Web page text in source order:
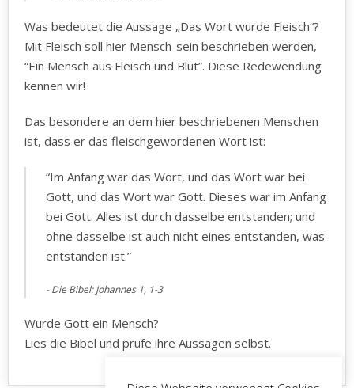
Was bedeutet die Aussage „Das Wort wurde Fleisch“?
Mit Fleisch soll hier Mensch-sein beschrieben werden,
“Ein Mensch aus Fleisch und Blut”. Diese Redewendung
kennen wir!
Das besondere an dem hier beschriebenen Menschen
ist, dass er das fleischgewordenen Wort ist:
“Im Anfang war das Wort, und das Wort war bei
Gott, und das Wort war Gott. Dieses war im Anfang
bei Gott. Alles ist durch dasselbe entstanden; und
ohne dasselbe ist auch nicht eines entstanden, was
entstanden ist.”
Die Bibel: Johannes 1, 1-3
Wurde Gott ein Mensch?
Lies die Bibel und prüfe ihre Aussagen selbst.